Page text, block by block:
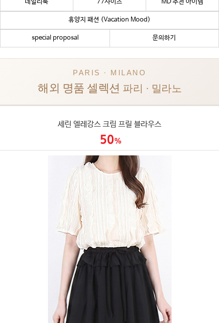
데일리룩 77사이즈 MD 추천 아이템
휴양지 패션 (Vacation Mood)
special proposal 문의하기
PARIS · MILANO
해외 명품 셀렉션 파리 · 밀라노
세린 엘레강스 크림 프릴 블라우스